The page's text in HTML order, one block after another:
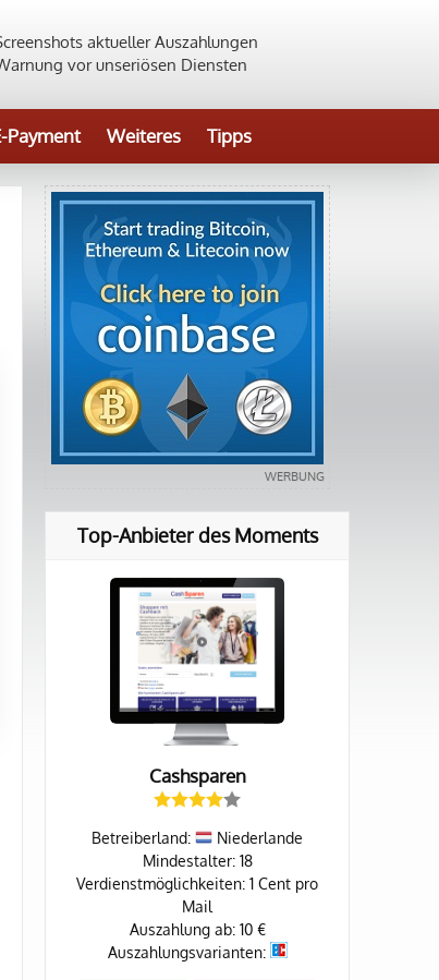
aktueller Auszahlungen
vor unseriösen Diensten
Payment Weiteres Tipps
Top-Anbieter des Moments
Cashsparen
Betreiberland:
Niederlande
Mindestalter: 18
Verdienstmöglichkeiten: 1 Cent pro
Mail
Auszahlung ab: 10 €
Auszahlungsvarianten: